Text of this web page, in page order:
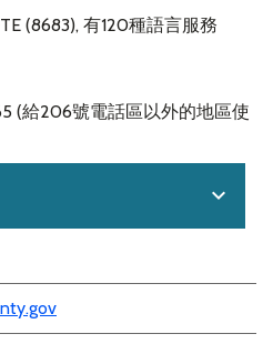
(8683), 有120種語言服務
(給206號電話區以外的地區使
expand_more